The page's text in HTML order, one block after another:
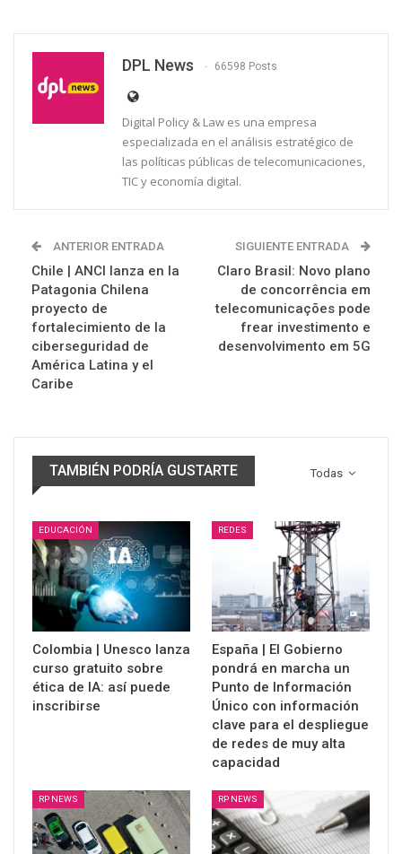
DPL News 66598 Posts
Digital Policy & Law es una empresa
especializada en el análisis estratégico de
las políticas públicas de telecomunicaciones,
TIC y economía digital.
ANTERIOR ENTRADA
Chile | ANCI lanza en la
Patagonia Chilena
proyecto de
fortalecimiento de la
ciberseguridad de
América Latina y el
Caribe
SIGUIENTE ENTRADA
Claro Brasil: Novo plano
de concorrência em
telecomunicações pode
frear investimento e
desenvolvimento em 5G
Todas
TAMBIÉN PODRÍA GUSTARTE
EDUCACIÓN
Colombia | Unesco lanza
curso gratuito sobre
ética de IA: así puede
inscribirse
REDES
España | El Gobierno
pondrá en marcha un
Punto de Información
Único con información
clave para el despliegue
de redes de muy alta
capacidad
RP NEWS RP NEWS